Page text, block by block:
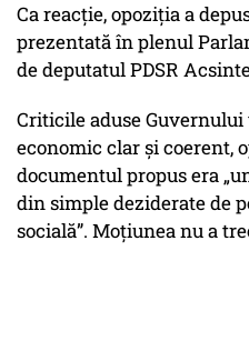
Ca reacție, opoziția a
prezentată în plenul
de deputatul PDSR
Criticile aduse
economic clar și coerent,
documentul propus era
din simple deziderate de
socială”. Moțiunea nu a